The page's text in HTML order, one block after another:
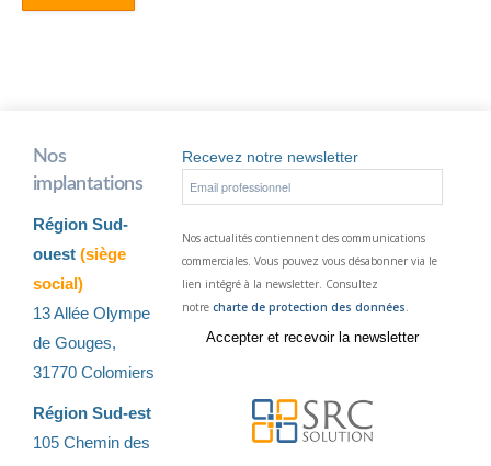
Nos
implantations
Région Sud-
ouest (siège
social)
13 Allée Olympe
de Gouges,
31770 Colomiers
Région Sud-est
105 Chemin des
Recevez notre newsletter
Nos actualités contiennent des communications
commerciales. Vous pouvez vous désabonner via le
lien intégré à la newsletter. Consultez
notre charte de protection des données